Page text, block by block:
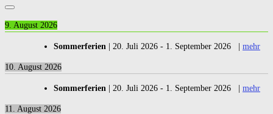
9. August 2026
Sommerferien | 20. Juli 2026 - 1. September 2026 | mehr
10. August 2026
Sommerferien | 20. Juli 2026 - 1. September 2026 | mehr
11. August 2026